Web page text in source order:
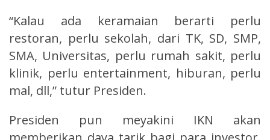
“Kalau ada keramaian berarti perlu
restoran, perlu sekolah, dari TK, SD, SMP,
SMA, Universitas, perlu rumah sakit, perlu
klinik, perlu entertainment, hiburan, perlu
mal, dll,” tutur Presiden.
Presiden pun meyakini IKN akan